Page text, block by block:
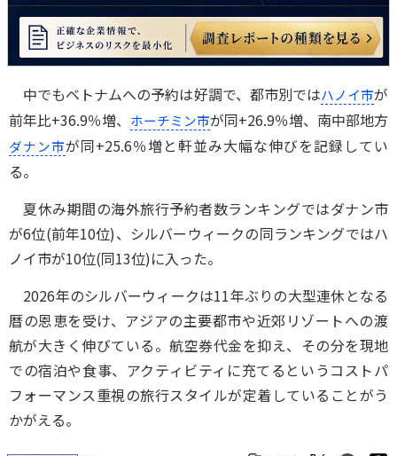
中でもベトナムへの予約は好調で、都市別ではハノイ市が
前年比+36.9％増、 ホーチミン市が同+26.9％増、南中部地方
ダナン市が同+25.6％増と軒並み大幅な伸びを記録してい
る。
夏休み期間の海外旅行予約者数ランキングではダナン市
が6位(前年10位)、シルバーウィークの同ランキングではハ
ノイ市が10位(同13位)に入った。
2026年のシルバーウィークは11年ぶりの大型連休となる
暦の恩恵を受け、アジアの主要都市や近郊リゾートへの渡
航が大きく伸びている。航空券代金を抑え、その分を現地
での宿泊や食事、アクティビティに充てるというコストパ
フォーマンス重視の旅行スタイルが定着していることがう
かがえる。